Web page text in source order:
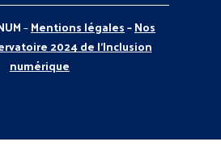
–Mentions légales–Nos
2024 de l’Inclusion
numérique